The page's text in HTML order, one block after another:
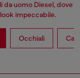
da uomo Diesel, dove
impeccabile.
Occhiali